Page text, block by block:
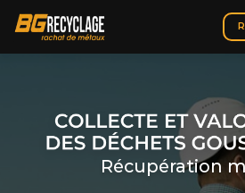
contenu
principal
Récupération